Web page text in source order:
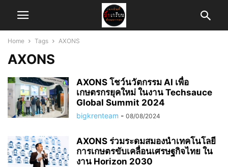
Home Tags AXONS
AXONS
AXONS โชว์นวัตกรรม AI เพื่อ
เกษตรกรยุคใหม่ ในงาน Techsauce
Global Summit 2024
bigkrenteam - 08/08/2024
AXONS ร่วมระดมสมองนำเทคโนโลยี
การเกษตรขับเคลื่อนเศรษฐกิจไทย ใน
งาน Horizon 2030